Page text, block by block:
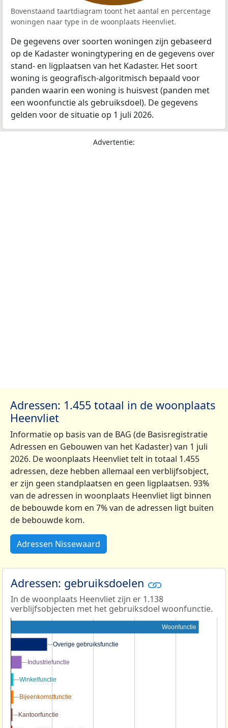
Bovenstaand taartdiagram toont het aantal en percentage
woningen naar type in de woonplaats Heenvliet.
De gegevens over soorten woningen zijn gebaseerd
op de Kadaster woningtypering en de gegevens over
stand- en ligplaatsen van het Kadaster. Het soort
woning is geografisch-algoritmisch bepaald voor
panden waarin een woning is huisvest (panden met
een woonfunctie als gebruiksdoel). De gegevens
gelden voor de situatie op 1 juli 2026.
Advertentie:
Adressen: 1.455 totaal in de woonplaats
Heenvliet
Informatie op basis van de BAG (de Basisregistratie
Adressen en Gebouwen van het Kadaster) van 1 juli
2026. De woonplaats Heenvliet telt in totaal 1.455
adressen, deze hebben allemaal een verblijfsobject,
er zijn geen standplaatsen en geen ligplaatsen. 93%
van de adressen in woonplaats Heenvliet ligt binnen
de bebouwde kom en 7% van de adressen ligt buiten
de bebouwde kom.
Adressen Nissewaard
Adressen: gebruiksdoelen
In de woonplaats Heenvliet zijn er 1.138
verblijfsobjecten met het gebruiksdoel woonfunctie.
Woonfunctie
Overige gebruiksfunctie
Overige gebruiksfunctie
Industriefunctie
Industriefunctie
Winkelfunctie
Winkelfunctie
Bijeenkomstfunctie
Bijeenkomstfunctie
Kantoorfunctie
Kantoorfunctie